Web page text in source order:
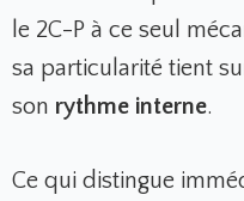
le 2C-P à ce seul
sa particularité tient
son rythme interne.
Ce qui distingue